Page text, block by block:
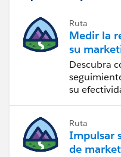
Ruta
Medir la
su
Descubra
su
Ruta
Impulsar
de